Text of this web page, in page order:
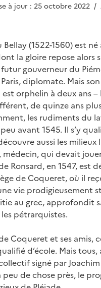
à jour : 25 octobre 2022 /
Bellay (1522-1560) est
la gloire repose alors
gouverneur du
diplomate. Mais
orphelin à deux ans
de quinze ans
les rudiments du
avant 1545. Il s’y
aussi les
médecin, qui devait
Ronsard, en 1547, est
de Coqueret, où il
vie prodigieusement
au grec, approfondit
les pétrarquistes.
Coqueret et ses amis,
d’école. Mais
signé par
peu de chose près, le